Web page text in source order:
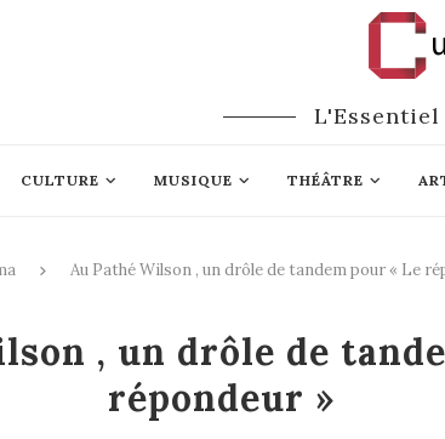
CULTURE MUSIQUE THÉÂTRE
Au Pathé Wilson , un drôle de tandem pour « Le
Cinéma
, un drôle de
répondeur »